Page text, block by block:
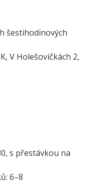
šestihodinových
V Holešovičkách 2,
s přestávkou na
6–8